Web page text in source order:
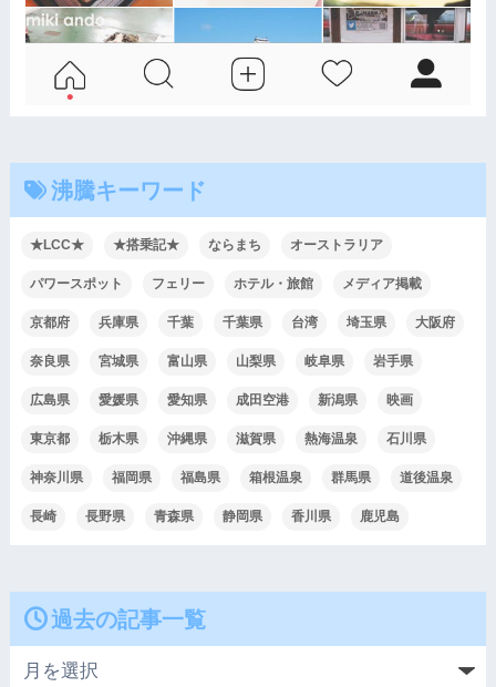
沸騰キーワード
★LCC★ ★搭乗記★ ならまち オーストラリア
パワースポット フェリー ホテル・旅館 メディア掲載
京都府 兵庫県 千葉 千葉県 台湾 埼玉県 大阪府
奈良県 宮城県 富山県 山梨県 岐阜県 岩手県
広島県 愛媛県 愛知県 成田空港 新潟県 映画
東京都 栃木県 沖縄県 滋賀県 熱海温泉 石川県
神奈川県 福岡県 福島県 箱根温泉 群馬県 道後温泉
長崎 長野県 青森県 静岡県 香川県 鹿児島
過去の記事一覧